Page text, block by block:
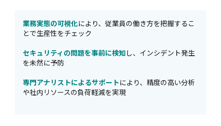
業務実態の可視化により、従業員の働き方を把握するこ
とで生産性をチェック
セキュリティの問題を事前に検知 し、インシデント発生
を未然に予防
専門アナリストによるサポートにより、精度の高い分析
や社内リソースの負荷軽減を実現